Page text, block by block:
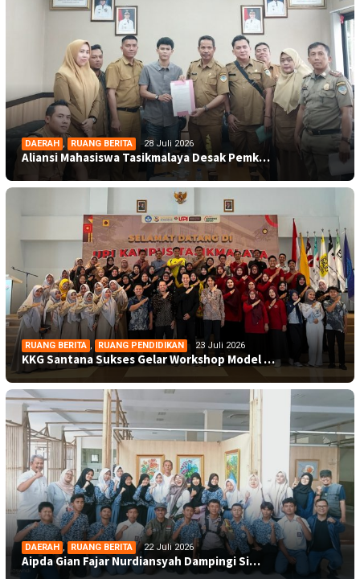
DAERAH , RUANG BERITA 28 Juli 2026
Aliansi Mahasiswa Tasikmalaya Desak Pemk…
RUANG BERITA , RUANG PENDIDIKAN 23 Juli 2026
KKG Santana Sukses Gelar Workshop Model …
DAERAH , RUANG BERITA 22 Juli 2026
Aipda Gian Fajar Nurdiansyah Dampingi Si…